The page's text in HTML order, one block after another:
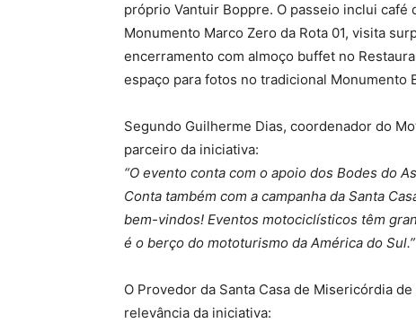
próprio Vantuir Boppre. O passeio inclui
Monumento Marco Zero da Rota 01, visita
encerramento com almoço buffet no
espaço para fotos no tradicional Monumento
Segundo Guilherme Dias, coordenador do
parceiro da iniciativa:
“O evento conta com o apoio dos Bodes do
Conta também com a campanha da Santa
bem-vindos! Eventos motociclísticos têm
é o berço do mototurismo da América do Sul.”
O Provedor da Santa Casa de Misericórdia
relevância da iniciativa: